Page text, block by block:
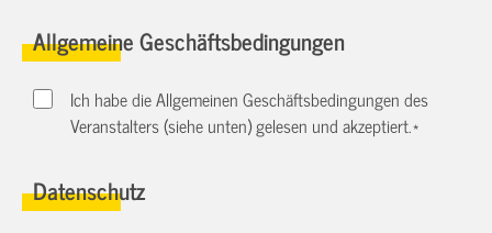
Allgemeine Geschäftsbedingungen
Ich habe die Allgemeinen Geschäftsbedingungen des
Veranstalters (siehe unten) gelesen und akzeptiert.*
Datenschutz